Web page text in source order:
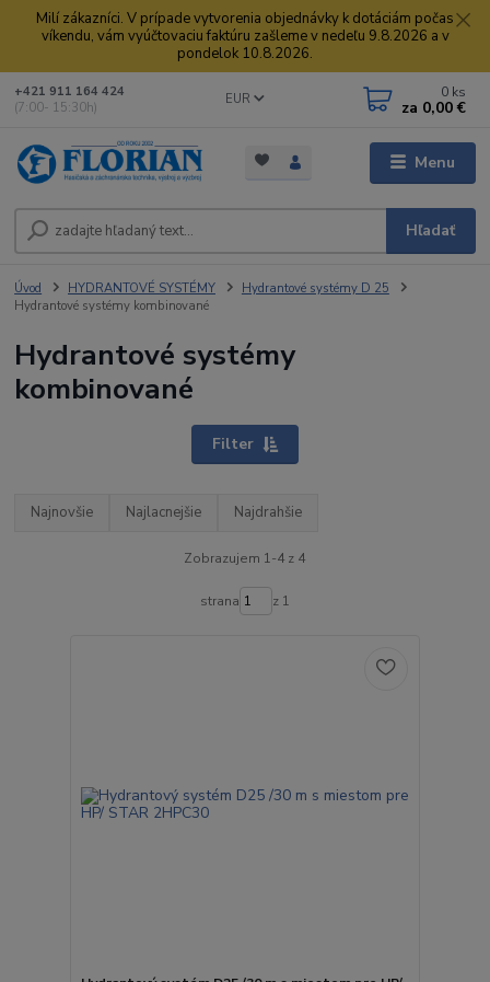
Milí zákazníci. V prípade vytvorenia objednávky k dotáciám počas
víkendu, vám vyúčtovaciu faktúru zašleme v nedeľu 9.8.2026 a v
pondelok 10.8.2026.
Menu
EUR
Hľadať
+421 911 164 424
(7:00- 15:30h)
0 ks
za 0,00 €
Úvod HYDRANTOVÉ SYSTÉMY
Hydrantové systémy D 25
Hydrantové systémy kombinované
Hydrantové systémy
kombinované
Filter
Najnovšie Najlacnejšie Najdrahšie
Zobrazujem 1-4 z 4
strana z 1